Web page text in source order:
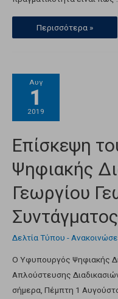
Περισσότερα »
Αυγ
1
2019
Επίσκεψη
Ψηφιακής
Γεωργίου
Συντάγματος
Δελτία Τύπου -
Ο Υφυπουργός Ψηφιακής
Απλούστευσης
σήμερα, Πέμπτη 1